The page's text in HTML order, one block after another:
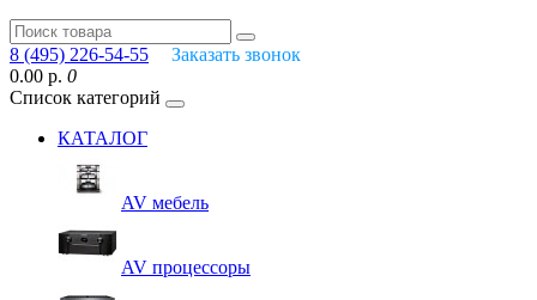
8 (495) 226-54-55
Заказать звонок
0.00 р. 0
Список категорий
КАТАЛОГ
AV мебель
AV процессоры